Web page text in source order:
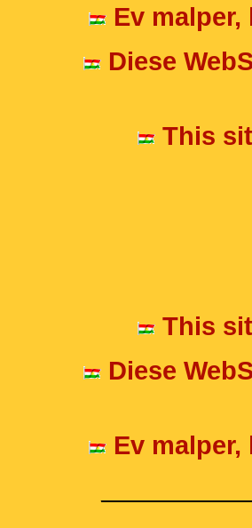
Ev malper,
Diese
This
This
Diese
Ev malper,